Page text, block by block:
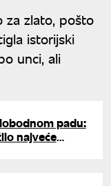
za zlato, pošto
istorijski
unci, ali
padu:
najveće